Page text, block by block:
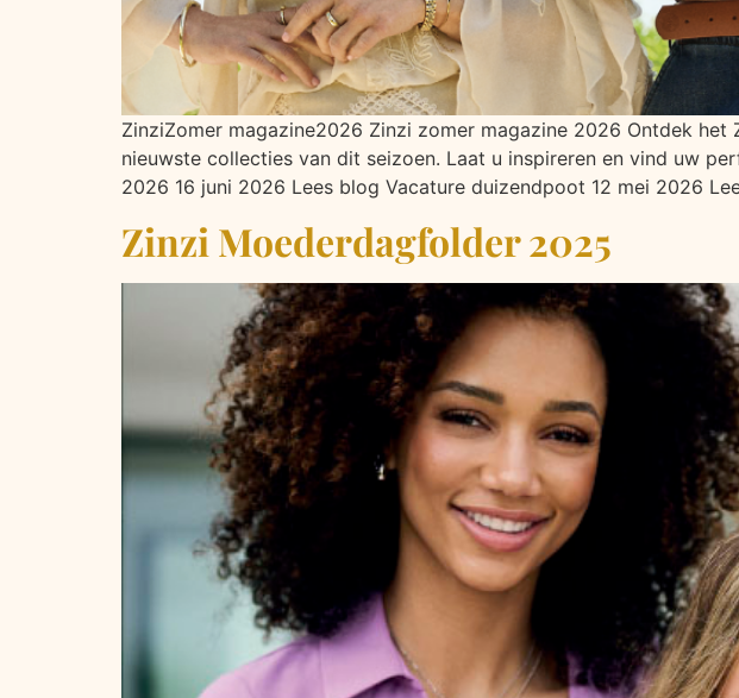
ZinziZomer magazine2026 Zinzi zomer magazine 2026 Ontdek
nieuwste collecties van dit seizoen. Laat u inspireren en vind uw
2026 16 juni 2026 Lees blog Vacature duizendpoot 12 mei 2026
Zinzi Moederdagfolder 2025